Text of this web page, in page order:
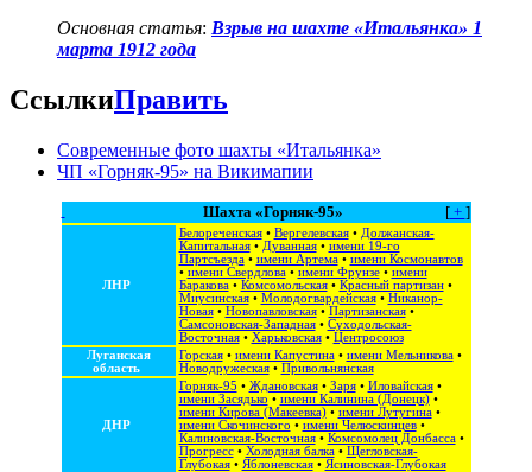
Основная статья: Взрыв на шахте «Итальянка» 1
марта 1912 года
СсылкиПравить
Современные фото шахты «Итальянка»
ЧП «Горняк-95» на Викимапии
[+ ]
Шахта «Горняк-95»
ЛНР
Белореченская• Вергелевская• Должанская-
Капитальная• Дуванная• имени 19-го
Партсъезда• имени Артема• имени Космонавтов
• имени Свердлова• имени Фрунзе• имени
Баракова• Комсомольская• Красный партизан•
Миусинская• Молодогвардейская• Никанор-
Новая• Новопавловская• Партизанская•
Самсоновская-Западная• Суходольская-
Восточная• Харьковская• Центросоюз
Луганская
область
Горская• имени Капустина• имени Мельникова•
Новодружеская• Привольнянская
ДНР
Горняк-95 • Ждановская• Заря• Иловайская•
имени Засядько • имени Калинина (Донецк)•
имени Кирова (Макеевка)• имени Лутугина•
имени Скочинского • имени Челюскинцев•
Калиновская-Восточная• Комсомолец Донбасса•
Прогресс• Холодная балка• Щегловская-
Глубокая• Яблоневская• Ясиновская-Глубокая